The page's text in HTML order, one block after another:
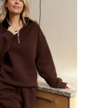
Mėgstamiausias